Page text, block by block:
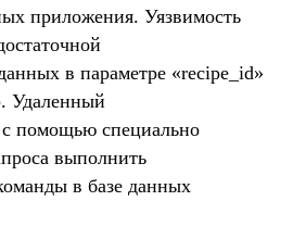
приложения. Уязвимость
в параметре «recipe_id»
Удаленный
с помощью специально
выполнить
в базе данных